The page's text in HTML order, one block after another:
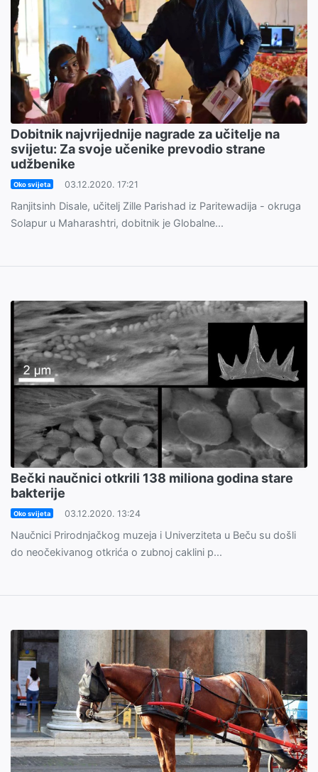
Dobitnik najvrijednije nagrade za učitelje na
svijetu: Za svoje učenike prevodio strane
udžbenike
Oko svijeta 03.12.2020. 17:21
Ranjitsinh Disale, učitelj Zille Parishad iz Paritewadija - okruga
Solapur u Maharashtri, dobitnik je Globalne...
Bečki naučnici otkrili 138 miliona godina stare
bakterije
Oko svijeta 03.12.2020. 13:24
Naučnici Prirodnjačkog muzeja i Univerziteta u Beču su došli
do neočekivanog otkrića o zubnoj caklini p...